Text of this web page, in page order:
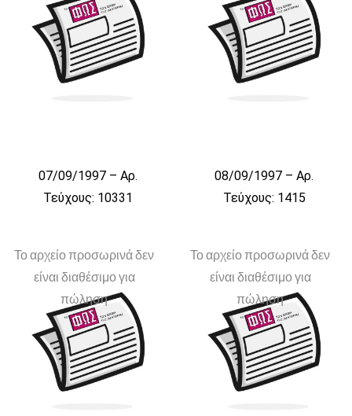
07/09/1997 – Αρ.
Τεύχους: 10331
08/09/1997 – Αρ.
Τεύχους: 1415
Το αρχείο προσωρινά δεν
είναι διαθέσιμο για
πώληση
Το αρχείο προσωρινά δεν
είναι διαθέσιμο για
πώληση